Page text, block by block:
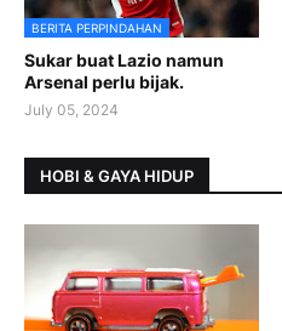
BERITA PERPINDAHAN
Sukar buat Lazio namun
Arsenal perlu bijak.
July 05, 2024
HOBI & GAYA HIDUP